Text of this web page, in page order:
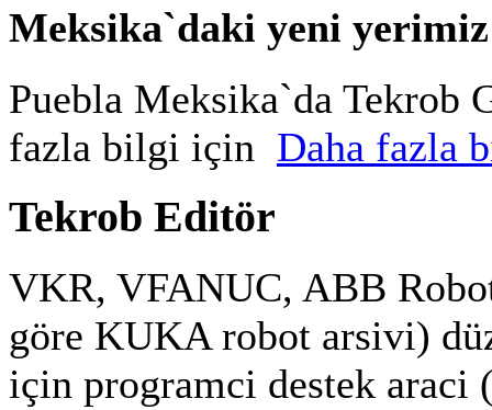
Meksika`daki yeni yerimiz
Puebla Meksika`da Tekrob
fazla bilgi için Daha fazla
Tekrob Editör
VKR, VFANUC, ABB
göre KUKA robot arsivi)
için programci destek araci